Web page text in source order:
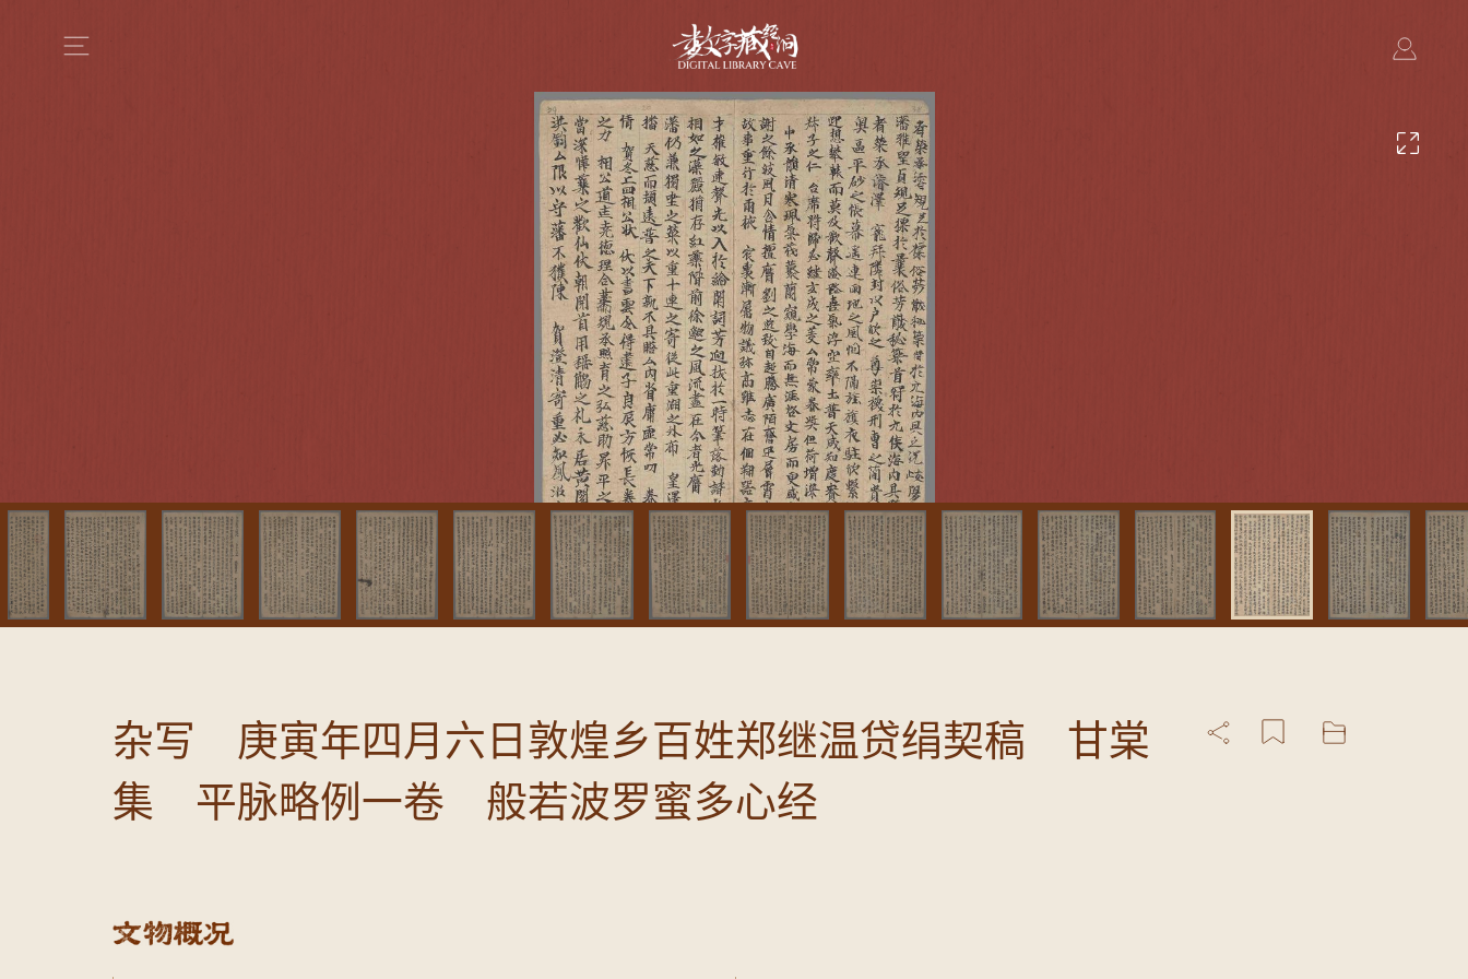
杂写 庚寅年四月六日敦煌乡百姓郑继温贷绢契稿 甘棠
集 平脉略例一卷 般若波罗蜜多心经